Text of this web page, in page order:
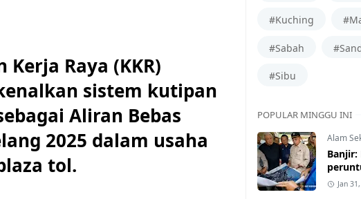
Kerja Raya (KKR)
sistem kutipan
Aliran Bebas
2025 dalam usaha
tol.
#Kuching
#Sabah
#Sibu
POPULAR MINGGU INI
Alam
Banjir:
Jan